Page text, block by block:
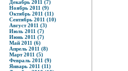
Декабрь 2011 (7)
Ноябрь 2011 (9)
Октябрь 2011 (11)
Сентябрь 2011 (10)
Август 2011 (3)
Июль 2011 (7)
Июнь 2011 (7)
Май 2011 (6)
Апрель 2011 (8)
Март 2011 (5)
Февраль 2011 (9)
Январь 2011 (11)